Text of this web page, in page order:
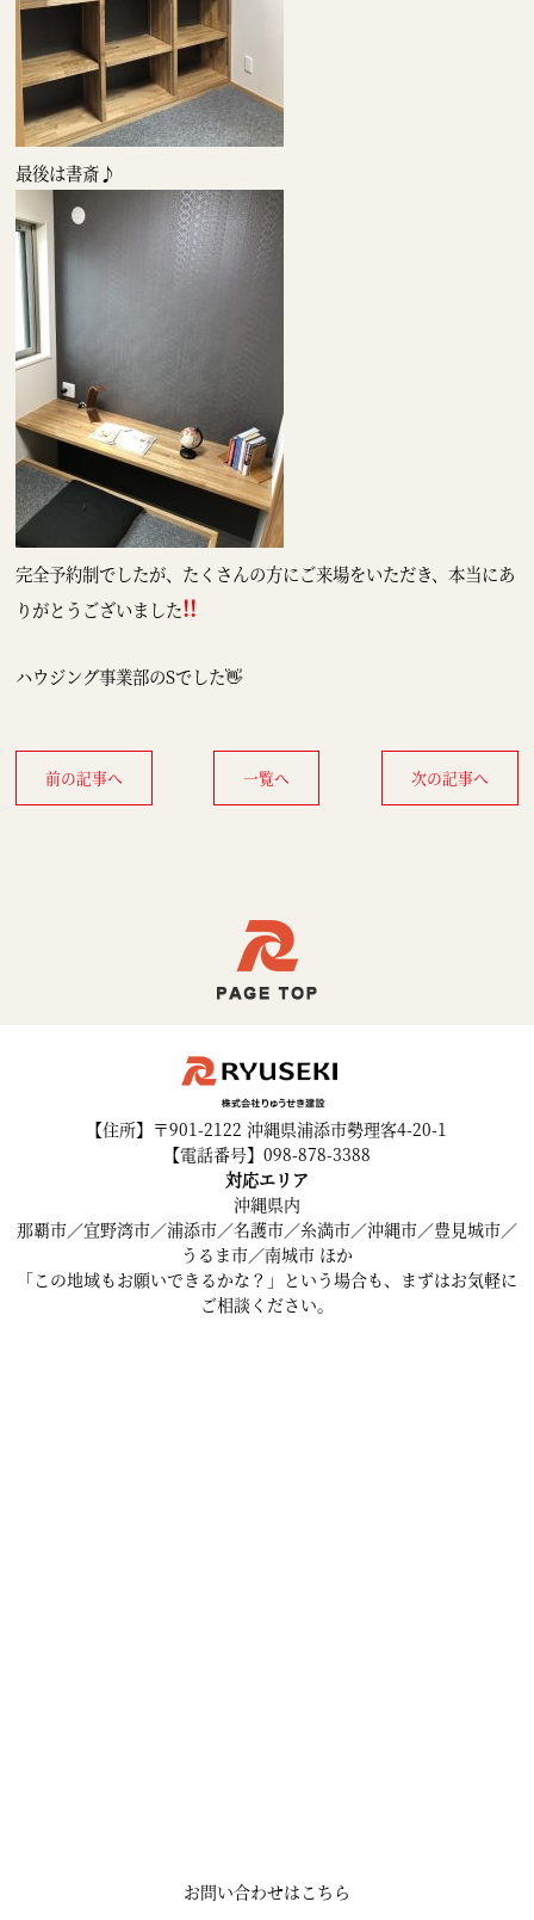
最後は書斎♪
完全予約制でしたが、たくさんの方にご来場をいただき、本当にあ
りがとうございました!!
ハウジング事業部のSでした👋
前の記事へ 一覧へ 次の記事へ
【住所】〒901-2122 沖縄県浦添市勢理客4-20-1
【電話番号】098-878-3388
対応エリア
沖縄県内
那覇市／宜野湾市／浦添市／名護市／糸満市／沖縄市／豊見城市／
うるま市／南城市 ほか
「この地域もお願いできるかな？」という場合も、まずはお気軽に
ご相談ください。
お問い合わせはこちら